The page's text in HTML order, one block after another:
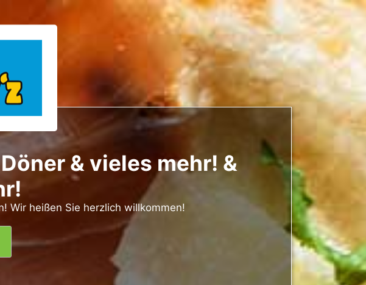
& vieles mehr! &
Wir heißen Sie herzlich willkommen!